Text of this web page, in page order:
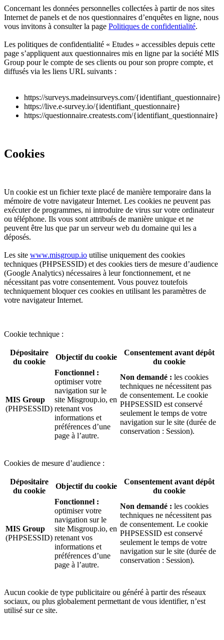
Concernant les données personnelles collectées à partir de nos sites
Internet de panels et de nos questionnaires d’enquêtes en ligne, nous
vous invitons à consulter la page Politiques de confidentialité.
Les politiques de confidentialité « Etudes » accessibles depuis cette
page s’appliquent aux questionnaires mis en ligne par la société MIS
Group pour le compte de ses clients ou pour son propre compte, et
diffusés via les liens URL suivants :
https://surveys.madeinsurveys.com/{identifiant_questionnaire}
https://live.e-survey.io/{identifiant_questionnaire}
https://questionnaire.creatests.com/{identifiant_questionnaire}
Cookies
Un cookie est un fichier texte placé de manière temporaire dans la
mémoire de votre navigateur Internet. Les cookies ne peuvent pas
exécuter de programmes, ni introduire de virus sur votre ordinateur
ou téléphone. Ils vous sont attribués de manière unique et ne
peuvent être lus que par un serveur web du domaine qui les a
déposés.
Les site www.misgroup.io utilise uniquement des cookies
techniques (PHPSESSID) et des cookies tiers de mesure d’audience
(Google Analytics) nécessaires à leur fonctionnement, et ne
nécessitant pas votre consentement. Vous pouvez toutefois
techniquement bloquer ces cookies en utilisant les paramètres de
votre navigateur Internet.
Cookie technique :
Dépositaire
du cookie
Objectif du cookie
Consentement avant dépôt
du cookie
MIS Group
(PHPSESSID)
Fonctionnel :
optimiser votre
navigation sur le
site Misgroup.io, en
retenant vos
informations et
préférences d’une
page à l’autre.
Non demandé : les cookies
techniques ne nécessitent pas
de consentement. Le cookie
PHPSESSID est conservé
seulement le temps de votre
navigation sur le site (durée de
conservation : Session).
Cookies de mesure d’audience :
Dépositaire
du cookie
Objectif du cookie
Consentement avant dépôt
du cookie
MIS Group
(PHPSESSID)
Fonctionnel :
optimiser votre
navigation sur le
site Misgroup.io, en
retenant vos
informations et
préférences d’une
page à l’autre.
Non demandé : les cookies
techniques ne nécessitent pas
de consentement. Le cookie
PHPSESSID est conservé
seulement le temps de votre
navigation sur le site (durée de
conservation : Session).
Aucun cookie de type publicitaire ou généré à partir des réseaux
sociaux, ou plus globalement permettant de vous identifier, n’est
utilisé sur ce site.